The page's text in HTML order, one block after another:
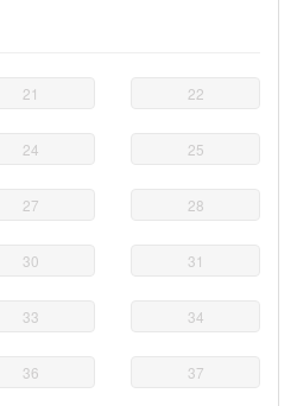
21 22
24 25
27 28
30 31
33 34
36 37